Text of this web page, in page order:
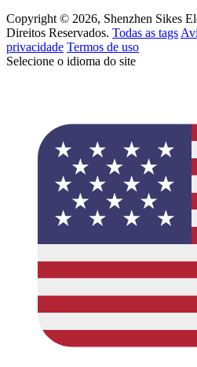
Copyright © 2026, Shenzhen Sikes
Direitos Reservados. Todas as tags
privacidade Termos de uso
Selecione o idioma do site